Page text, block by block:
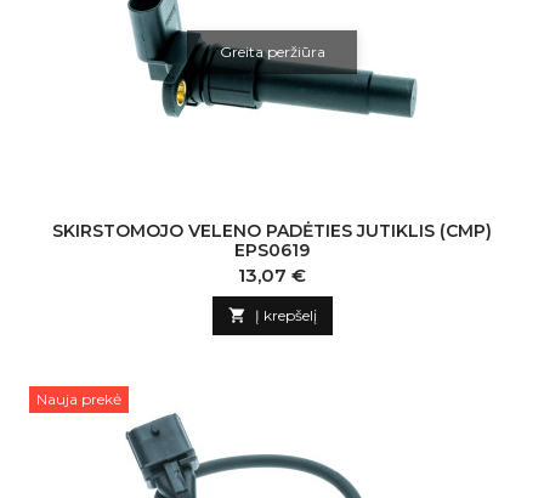
Greita peržiūra
SKIRSTOMOJO VELENO PADĖTIES JUTIKLIS (CMP)
EPS0619
Kaina
13,07 €
 Į krepšelį
Nauja prekė